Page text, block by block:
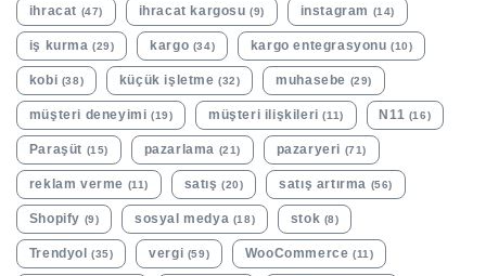
ihracat (47) ihracat kargosu (9) instagram (14)
iş kurma (29) kargo (34) kargo entegrasyonu (10)
kobi (38) küçük işletme (32) muhasebe (29)
müşteri deneyimi (19) müşteri ilişkileri (11) N11 (16)
Paraşüt (15) pazarlama (21) pazaryeri (71)
reklam verme (11) satış (20) satış artırma (56)
Shopify (9) sosyal medya (18) stok (8)
Trendyol (35) vergi (59) WooCommerce (11)